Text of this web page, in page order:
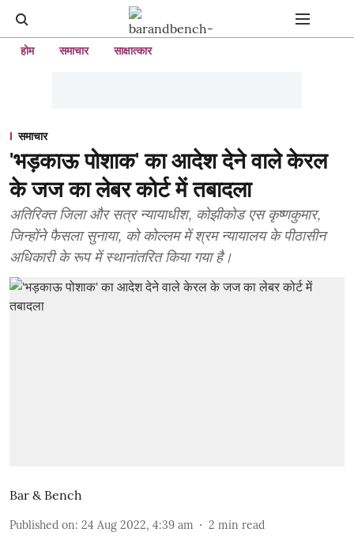
होम समाचार साक्षात्कार
समाचार
'भड़काऊ पोशाक' का आदेश देने वाले केरल
के जज का लेबर कोर्ट में तबादला
अतिरिक्त जिला और सत्र न्यायाधीश, कोझीकोड एस कृष्णकुमार,
जिन्होंने फैसला सुनाया, को कोल्लम में श्रम न्यायालय के पीठासीन
अधिकारी के रूप में स्थानांतरित किया गया है।
Bar & Bench
Published on: 24 Aug 2022, 4:39 am 2 min read